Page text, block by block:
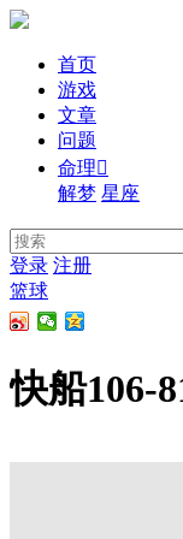
首页
游戏
文章
问题
命理
解梦 星座
登录 注册
篮球
快船106-